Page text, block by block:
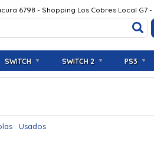
6798 - Shopping Los Cobres Local G7
SWITCH SWITCH 2 PS3
Usados